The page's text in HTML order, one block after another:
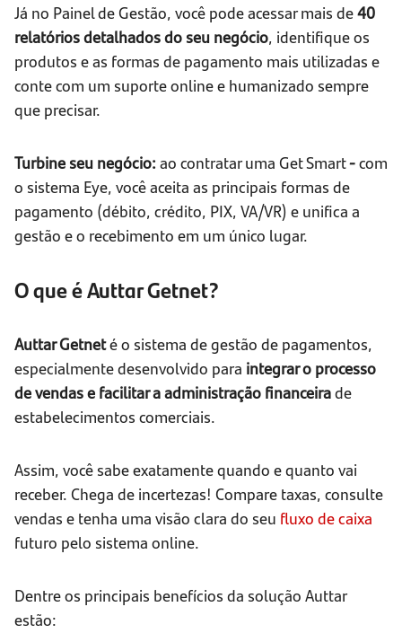
Já no Painel de Gestão, você pode acessar mais de40
relatórios detalhados do seu negócio, identifique os
produtos e as formas de pagamento mais utilizadas e
conte com um suporte online e humanizado sempre
que precisar.
Turbine seu negócio: ao contratar uma Get Smart-com
o sistema Eye, você aceita as principais formas de
pagamento (débito, crédito, PIX, VA/VR) e unifica a
gestão e o recebimento em um único lugar.
O que é Auttar Getnet?
Auttar Getneté o sistema de gestão de pagamentos,
especialmente desenvolvido para integrar o processo
de vendas e facilitar a administração financeirade
estabelecimentos comerciais.
Assim, você sabe exatamente quando e quanto vai
receber. Chega de incertezas! Compare taxas, consulte
vendas e tenha uma visão clara do seu fluxo de caixa
futuro pelo sistema online.
Dentre os principais benefícios da solução Auttar
estão: